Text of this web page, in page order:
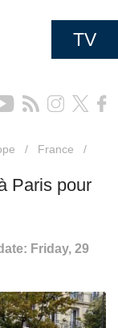
TV
/ France
/
Paris pour
Friday, 29